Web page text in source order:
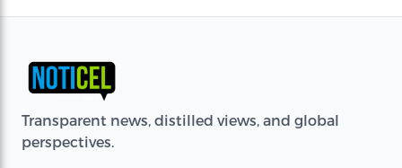
Transparent news, distilled views, and global
perspectives.